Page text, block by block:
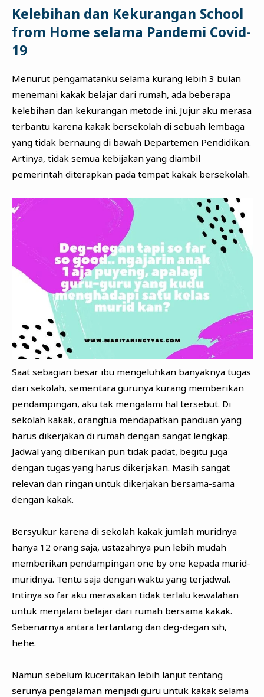
Kelebihan dan Kekurangan School
from Home selama Pandemi Covid-
19
Menurut pengamatanku selama kurang lebih 3 bulan
menemani kakak belajar dari rumah, ada beberapa
kelebihan dan kekurangan metode ini. Jujur aku merasa
terbantu karena kakak bersekolah di sebuah lembaga
yang tidak bernaung di bawah Departemen Pendidikan.
Artinya, tidak semua kebijakan yang diambil
pemerintah diterapkan pada tempat kakak bersekolah.
Saat sebagian besar ibu mengeluhkan banyaknya tugas
dari sekolah, sementara gurunya kurang memberikan
pendampingan, aku tak mengalami hal tersebut. Di
sekolah kakak, orangtua mendapatkan panduan yang
harus dikerjakan di rumah dengan sangat lengkap.
Jadwal yang diberikan pun tidak padat, begitu juga
dengan tugas yang harus dikerjakan. Masih sangat
relevan dan ringan untuk dikerjakan bersama-sama
dengan kakak.
Bersyukur karena di sekolah kakak jumlah muridnya
hanya 12 orang saja, ustazahnya pun lebih mudah
memberikan pendampingan one by one kepada murid-
muridnya. Tentu saja dengan waktu yang terjadwal.
Intinya so far aku merasakan tidak terlalu kewalahan
untuk menjalani belajar dari rumah bersama kakak.
Sebenarnya antara tertantang dan deg-degan sih,
hehe.
Namun sebelum kuceritakan lebih lanjut tentang
serunya pengalaman menjadi guru untuk kakak selama